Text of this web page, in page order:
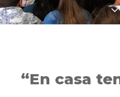
“En casa